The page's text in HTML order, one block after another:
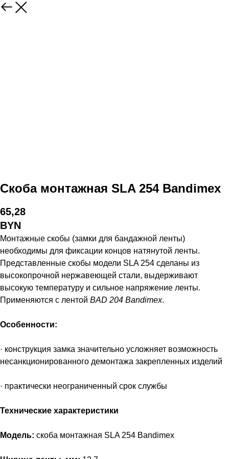
Скоба монтажная SLA 254 Bandimex
65,28
BYN
Монтажные скобы (замки для бандажной ленты)
необходимы для фиксации концов натянутой ленты.
Представленные скобы модели SLA 254 сделаны из
высокопрочной нержавеющей стали, выдерживают
высокую температуру и сильное напряжение ленты.
Применяются с лентой BAD 204 Bandimex.
Особенности:
· конструкция замка значительно усложняет возможность
несанкционированного демонтажа закрепленных изделий
· практически неограниченный срок службы
Технические характеристики
Модель: скоба монтажная SLA 254 Bandimex